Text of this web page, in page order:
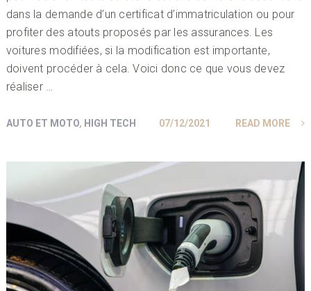
dans la demande d’un certificat d’immatriculation ou pour
profiter des atouts proposés par les assurances. Les
voitures modifiées, si la modification est importante,
doivent procéder à cela. Voici donc ce que vous devez
réaliser …
AUTO ET MOTO, HIGH TECH 07/12/2021 READ MORE